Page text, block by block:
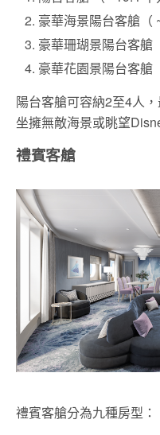
豪華海景陽台客艙（
豪華珊瑚景陽台客艙
豪華花園景陽台客艙
陽台客艙可容納2至4人
坐擁無敵海景或眺望
禮賓客艙
禮賓客艙分為九種房型：